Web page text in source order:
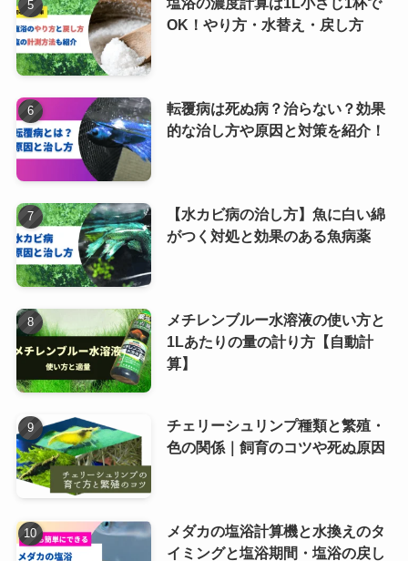
OK！やり方・水替え・戻し方
転覆病は死ぬ病？治らない？効果
的な治し方や原因と対策を紹介！
【水カビ病の治し方】魚に白い綿
がつく対処と効果のある魚病薬
メチレンブルー水溶液の使い方と
1Lあたりの量の計り方【自動計
算】
チェリーシュリンプ種類と繁殖・
色の関係｜飼育のコツや死ぬ原因
メダカの塩浴計算機と水換えのタ
イミングと塩浴期間・塩浴の戻し